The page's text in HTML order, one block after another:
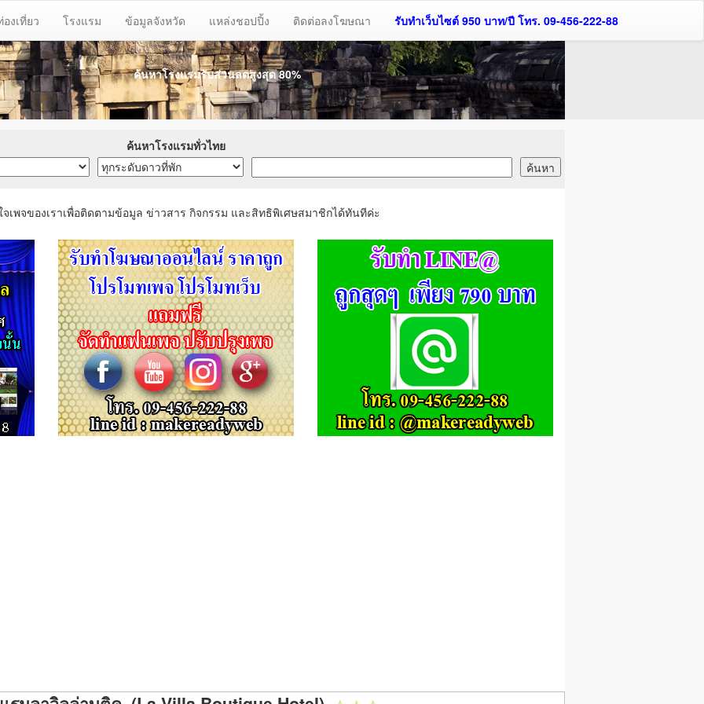
องเที่ยว โรงแรม ข้อมูลจังหวัด แหล่งชอปปิ้ง ติดต่อลงโฆษณา รับทำเว็บไซต์ 950 บาท/ปี โทร. 09-456-222-88
ค้นหาโรงแรมรับส่วนลดสูงสุด 80%
ค้นหาโรงแรมทั่วไทย
จเพจของเราเพื่อติดตามข้อมูล ข่าวสาร กิจกรรม และสิทธิพิเศษสมาชิกได้ทันทีค่ะ